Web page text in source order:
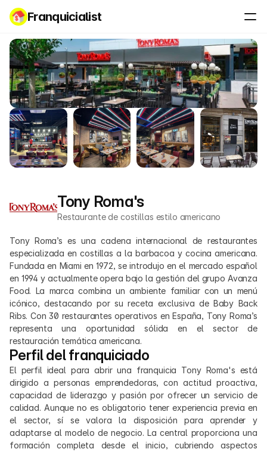
Franquicialist
Tony Roma's
Restaurante de costillas estilo americano
Tony Roma’s es una cadena internacional de restaurantes
especializada en costillas a la barbacoa y cocina americana.
Fundada en Miami en 1972, se introdujo en el mercado español
en 1994 y actualmente opera bajo la gestión del grupo Avanza
Food. La marca combina un ambiente familiar con un menú
icónico, destacando por su receta exclusiva de Baby Back
Ribs. Con 30 restaurantes operativos en España, Tony Roma’s
representa una oportunidad sólida en el sector de
restauración temática americana.
Perfil del franquiciado
El perfil ideal para abrir una franquicia Tony Roma's está
dirigido a personas emprendedoras, con actitud proactiva,
capacidad de liderazgo y pasión por ofrecer un servicio de
calidad. Aunque no es obligatorio tener experiencia previa en
el sector, sí se valora la disposición para aprender y
adaptarse al modelo de negocio. La central proporciona una
formación completa desde el inicio, cubriendo aspectos